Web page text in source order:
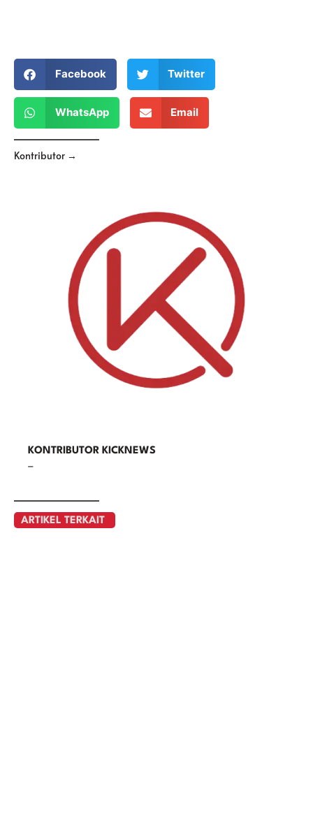
Facebook Twitter
WhatsApp Email
Kontributor →
KONTRIBUTOR KICKNEWS
–
ARTIKEL TERKAIT